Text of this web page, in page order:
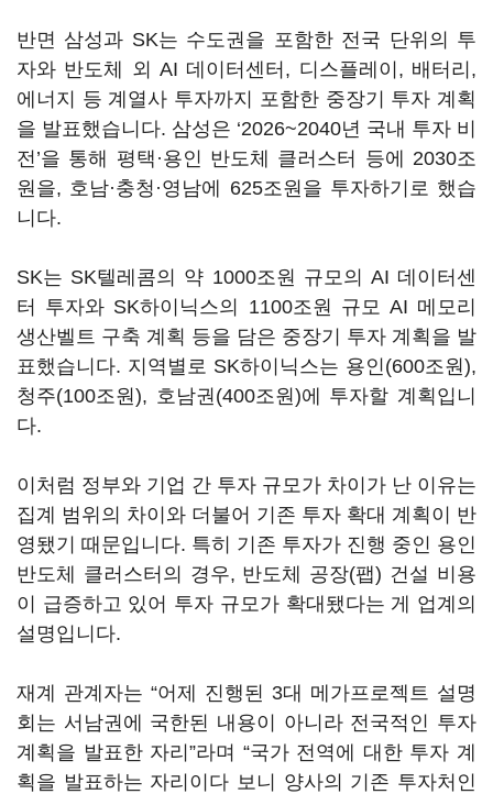
반면 삼성과 SK는 수도권을 포함한 전국 단위의 투
자와 반도체 외 AI 데이터센터, 디스플레이, 배터리,
에너지 등 계열사 투자까지 포함한 중장기 투자 계획
을 발표했습니다. 삼성은 ‘2026~2040년 국내 투자 비
전’을 통해 평택·용인 반도체 클러스터 등에 2030조
원을, 호남·충청·영남에 625조원을 투자하기로 했습
니다.
SK는 SK텔레콤의 약 1000조원 규모의 AI 데이터센
터 투자와 SK하이닉스의 1100조원 규모 AI 메모리
생산벨트 구축 계획 등을 담은 중장기 투자 계획을 발
표했습니다. 지역별로 SK하이닉스는 용인(600조원),
청주(100조원), 호남권(400조원)에 투자할 계획입니
다.
이처럼 정부와 기업 간 투자 규모가 차이가 난 이유는
집계 범위의 차이와 더불어 기존 투자 확대 계획이 반
영됐기 때문입니다. 특히 기존 투자가 진행 중인 용인
반도체 클러스터의 경우, 반도체 공장(팹) 건설 비용
이 급증하고 있어 투자 규모가 확대됐다는 게 업계의
설명입니다.
재계 관계자는 “어제 진행된 3대 메가프로젝트 설명
회는 서남권에 국한된 내용이 아니라 전국적인 투자
계획을 발표한 자리”라며 “국가 전역에 대한 투자 계
획을 발표하는 자리이다 보니 양사의 기존 투자처인